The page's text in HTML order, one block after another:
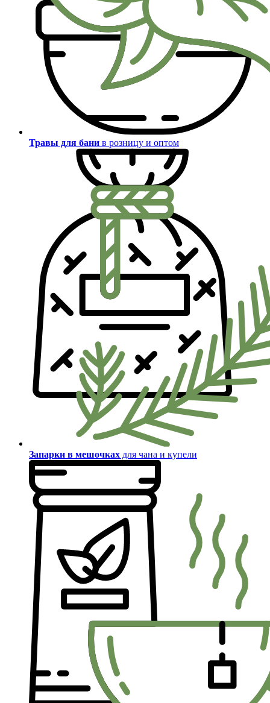
Травы для бани в розницу и оптом
Запарки в мешочках для чана и купели